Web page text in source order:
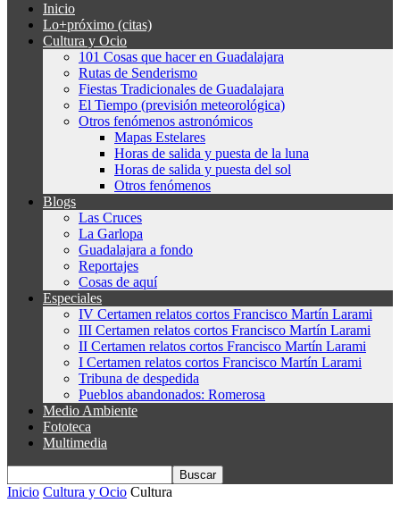
Inicio
Lo+próximo (citas)
Cultura y Ocio
101 Cosas que hacer en Guadalajara
Rutas de Senderismo
Fiestas Tradicionales de Guadalajara
El Tiempo (previsión meteorológica)
Otros fenómenos astronómicos
Mapas Estelares
Horas de salida y puesta de la luna
Horas de salida y puesta del sol
Otros fenómenos
Blogs
Las Cruces
La Garlopa
Guadalajara a fondo
Reportajes
Cosas de aquí
Especiales
IV Certamen relatos cortos Francisco Martín Larami
III Certamen relatos cortos Francisco Martín Larami
II Certamen relatos cortos Francisco Martín Larami
I Certamen relatos cortos Francisco Martín Larami
Tribuna de despedida
Pueblos abandonados: Romerosa
Medio Ambiente
Fototeca
Multimedia
Inicio Cultura y Ocio Cultura